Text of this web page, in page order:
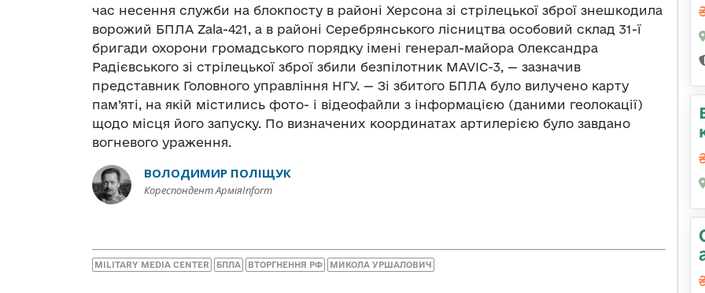
час несення служби на блокпосту в районі Херсона зі стрілецької зброї знешкодила
ворожий БПЛА Zala-421, а в районі Серебрянського лісництва особовий склад 31-ї
бригади охорони громадського порядку імені генерал-майора Олександра
Радієвського зі стрілецької зброї збили безпілотник MAVIC-3, — зазначив
представник Головного управління НГУ. — Зі збитого БПЛА було вилучено карту
пам’яті, на якій містились фото- і відеофайли з інформацією (даними геолокації)
щодо місця його запуску. По визначених координатах артилерією було завдано
вогневого ураження.
ВОЛОДИМИР ПОЛІЩУК
Кореспондент АрміяInform
MILITARY MEDIA CENTER БПЛА ВТОРГНЕННЯ РФ МИКОЛА УРШАЛОВИЧ